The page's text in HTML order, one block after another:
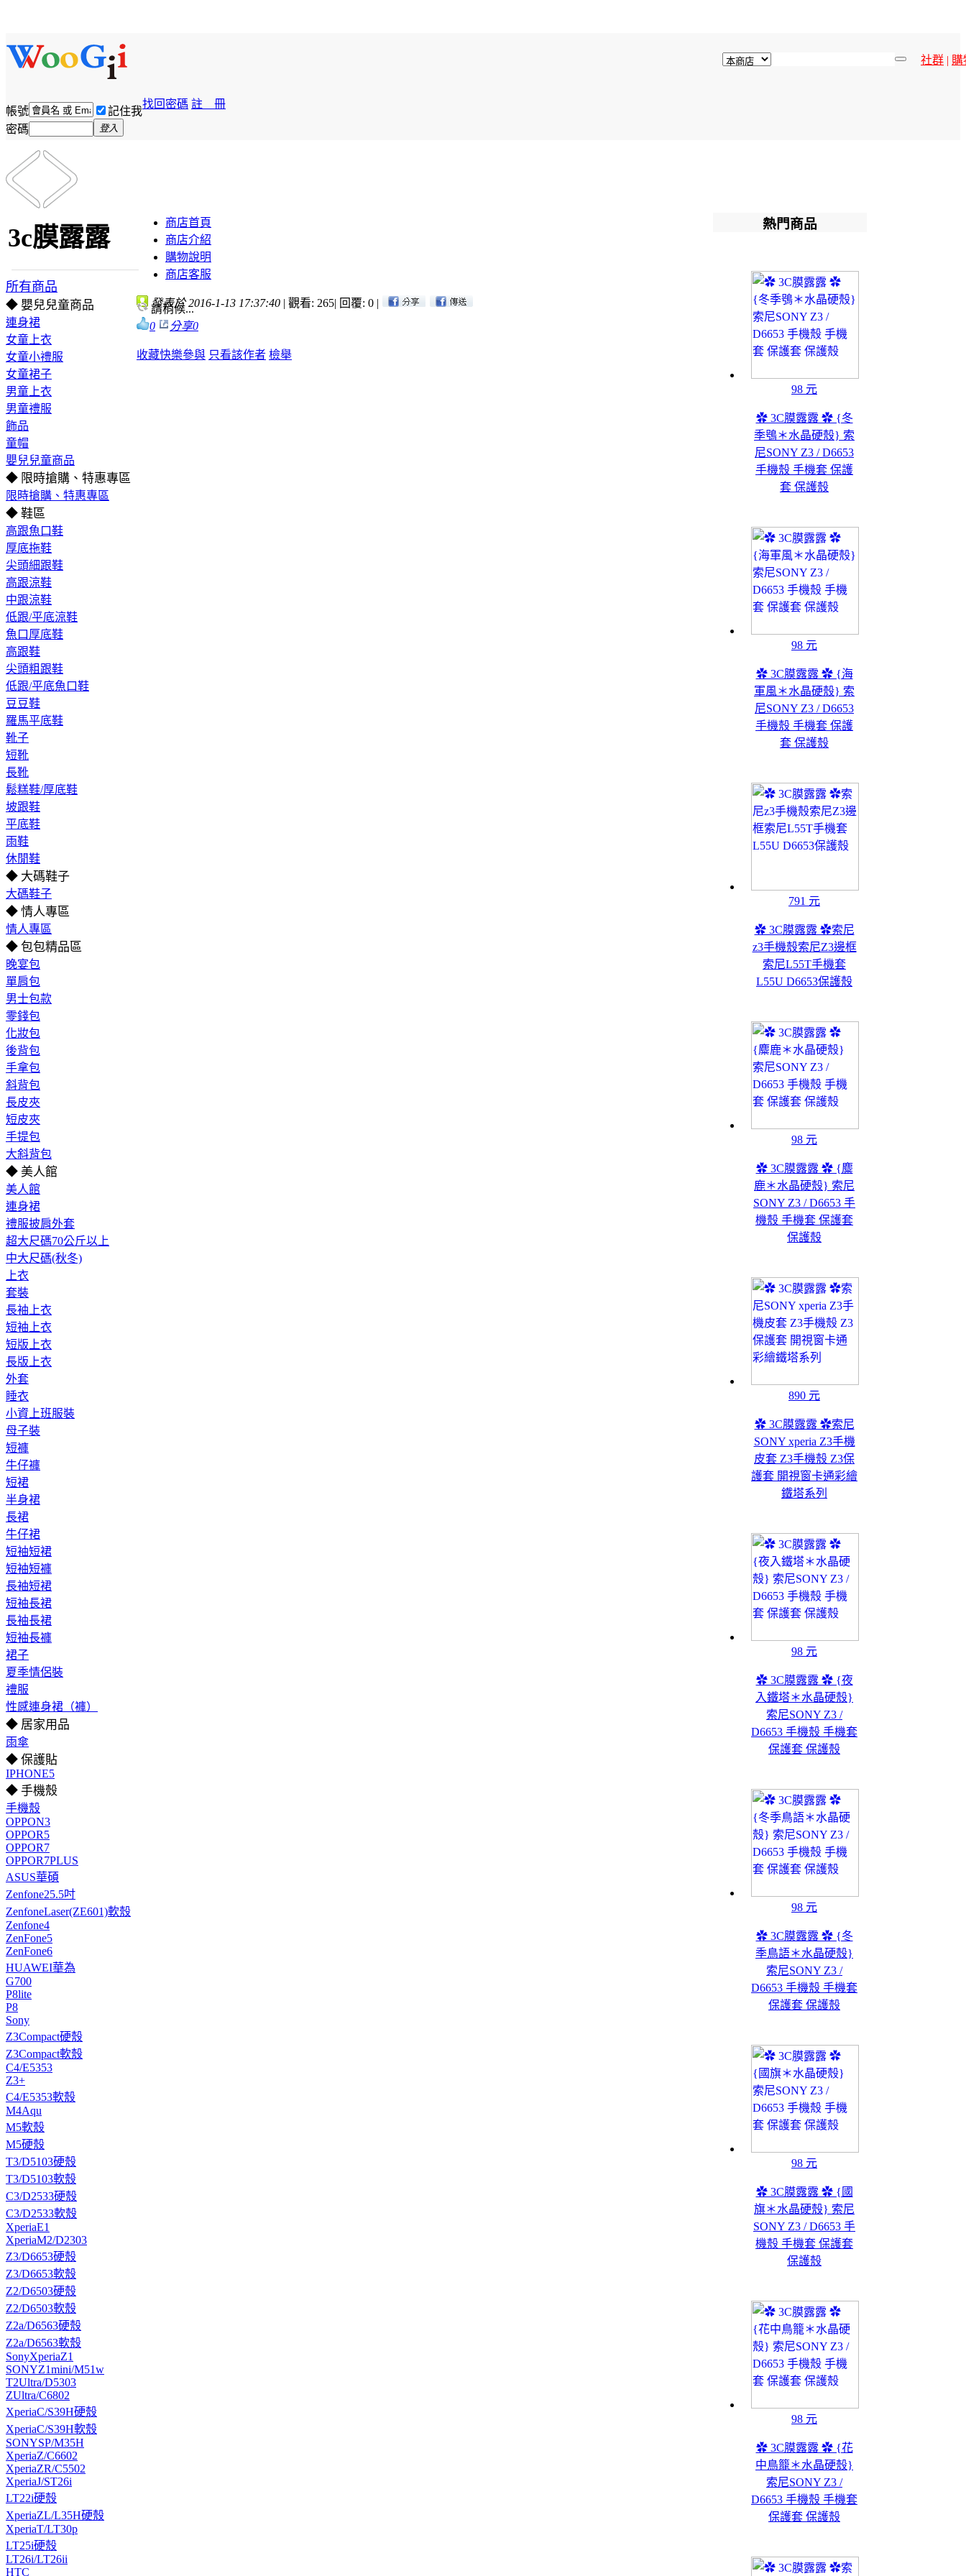
社群 | 購
帳號 記住我
找回密碼 註 冊
密碼 登入
3c膜露露
所有商品
◆ 嬰兒兒童商品
連身裙
女童上衣
女童小禮服
女童裙子
男童上衣
男童禮服
飾品
童帽
嬰兒兒童商品
◆ 限時搶購、特惠專區
限時搶購、特惠專區
◆ 鞋區
高跟魚口鞋
厚底拖鞋
尖頭細跟鞋
高跟涼鞋
中跟涼鞋
低跟/平底涼鞋
魚口厚底鞋
高跟鞋
尖頭粗跟鞋
低跟/平底魚口鞋
豆豆鞋
羅馬平底鞋
靴子
短靴
長靴
鬆糕鞋/厚底鞋
坡跟鞋
平底鞋
雨鞋
休閒鞋
◆ 大碼鞋子
大碼鞋子
◆ 情人專區
情人專區
◆ 包包精品區
晚宴包
單肩包
男士包款
零錢包
化妝包
後背包
手拿包
斜背包
長皮夾
短皮夾
手提包
大斜背包
◆ 美人館
美人館
連身裙
禮服披肩外套
超大尺碼70公斤以上
中大尺碼(秋冬)
上衣
套裝
長袖上衣
短袖上衣
短版上衣
長版上衣
外套
睡衣
小資上班服裝
母子裝
短褲
牛仔褲
短裙
半身裙
長裙
牛仔裙
短袖短裙
短袖短褲
長袖短裙
短袖長裙
長袖長裙
短袖長褲
裙子
夏季情侶裝
禮服
性感連身裙（褲）
◆ 居家用品
雨傘
◆ 保護貼
IPHONE5
◆ 手機殼
手機殼
OPPON3
OPPOR5
OPPOR7
OPPOR7PLUS
ASUS華碩
Zenfone25.5吋
ZenfoneLaser(ZE601)軟殼
Zenfone4
ZenFone5
ZenFone6
HUAWEI華為
G700
P8lite
P8
Sony
Z3Compact硬殼
Z3Compact軟殼
C4/E5353
Z3+
C4/E5353軟殼
M4Aqu
M5軟殼
M5硬殼
T3/D5103硬殼
T3/D5103軟殼
C3/D2533硬殼
C3/D2533軟殼
XperiaE1
XperiaM2/D2303
Z3/D6653硬殼
Z3/D6653軟殼
Z2/D6503硬殼
Z2/D6503軟殼
Z2a/D6563硬殼
Z2a/D6563軟殼
SonyXperiaZ1
SONYZ1mini/M51w
T2Ultra/D5303
ZUltra/C6802
XperiaC/S39H硬殼
XperiaC/S39H軟殼
SONYSP/M35H
XperiaZ/C6602
XperiaZR/C5502
XperiaJ/ST26i
LT22i硬殼
XperiaZL/L35H硬殼
XperiaT/LT30p
LT25i硬殼
LT26i/LT26ii
HTC
商店首頁
商店介紹
購物說明
商店客服
發表於 2016-1-13 17:37:40 | 觀看: 265| 回覆: 0 |
請稍候...
0
分享0
收藏快樂參與 只看該作者 檢舉
熱門商品
98 元
✿ 3C膜露露 ✿ {冬
季鴞＊水晶硬殼} 索
尼SONY Z3 / D6653
手機殼 手機套 保護
套 保護殼
98 元
✿ 3C膜露露 ✿ {海
軍風＊水晶硬殼} 索
尼SONY Z3 / D6653
手機殼 手機套 保護
套 保護殼
791 元
✿ 3C膜露露 ✿索尼
z3手機殼索尼Z3邊框
索尼L55T手機套
L55U D6653保護殼
98 元
✿ 3C膜露露 ✿ {麋
鹿＊水晶硬殼} 索尼
SONY Z3 / D6653 手
機殼 手機套 保護套
保護殼
890 元
✿ 3C膜露露 ✿索尼
SONY xperia Z3手機
皮套 Z3手機殼 Z3保
護套 開視窗卡通彩繪
鐵塔系列
98 元
✿ 3C膜露露 ✿ {夜
入鐵塔＊水晶硬殼}
索尼SONY Z3 /
D6653 手機殼 手機套
保護套 保護殼
98 元
✿ 3C膜露露 ✿ {冬
季鳥語＊水晶硬殼}
索尼SONY Z3 /
D6653 手機殼 手機套
保護套 保護殼
98 元
✿ 3C膜露露 ✿ {國
旗＊水晶硬殼} 索尼
SONY Z3 / D6653 手
機殼 手機套 保護套
保護殼
98 元
✿ 3C膜露露 ✿ {花
中鳥籠＊水晶硬殼}
索尼SONY Z3 /
D6653 手機殼 手機套
保護套 保護殼